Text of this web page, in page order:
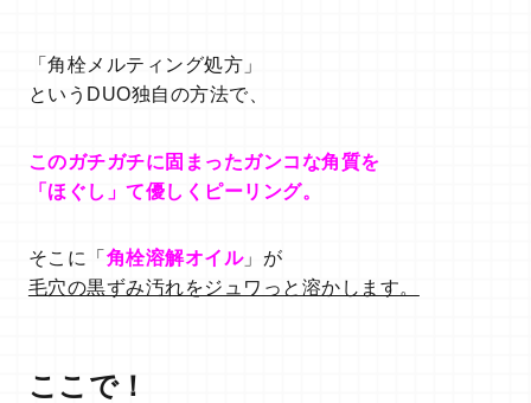
「角栓メルティング処方」
というDUO独自の方法で、
このガチガチに 固まったガンコな角質を
「ほぐし」て優しくピーリング。
そこに「 角栓溶解オイル」が
毛穴の黒ずみ汚れをジュワっと溶かします。
ここで！